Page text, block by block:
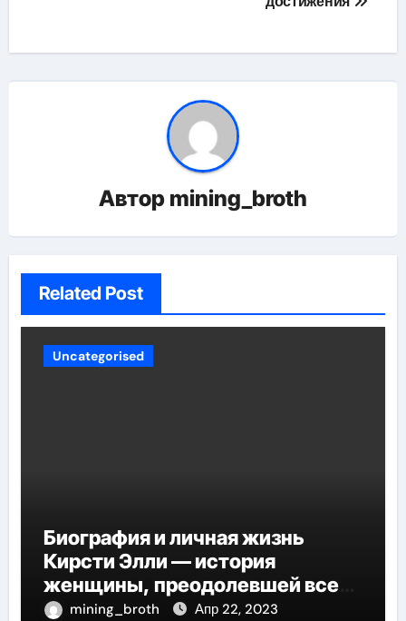
Автор mining_broth
Related Post
Uncategorised
Биография и личная жизнь
Кирсти Элли — история
женщины, преодолевшей все
трудности и стала
mining_broth Апр 22, 2023